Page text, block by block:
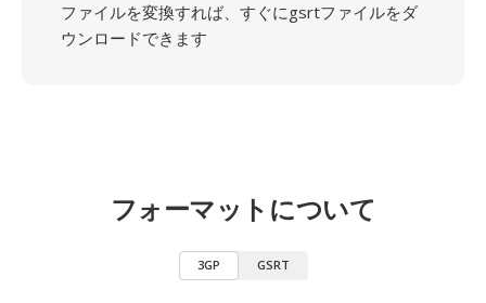
ファイルを変換すれば、すぐにgsrtファイルをダ
ウンロードできます
フォーマットについて
3GP GSRT